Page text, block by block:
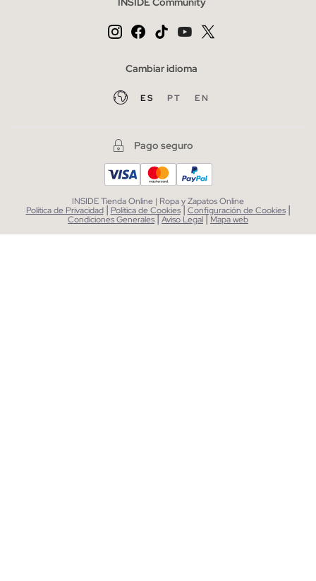
Cambiar idioma
ES PT EN
Pago seguro
INSIDE Tienda Online | Ropa y Zapatos Online
Política de Privacidad | Política de Cookies| Configuración de Cookies |
Condiciones Generales|Aviso Legal| Mapa web